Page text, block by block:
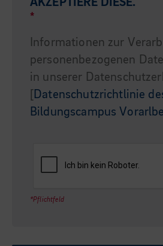
*
Informationen zur
personenbezogenen
in unserer
Datenschutzrichtlinie
Bildungscampus
*Pflichtfeld